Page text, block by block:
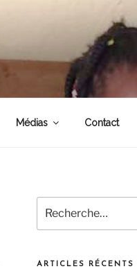
Médias Contact
pour
ARTICLES RÉCENTS